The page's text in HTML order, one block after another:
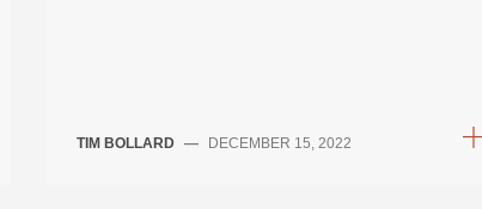
TIM BOLLARD — DECEMBER 15, 2022